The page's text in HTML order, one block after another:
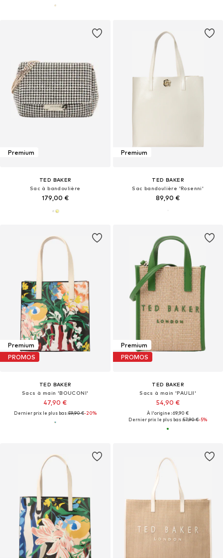
Premium
TED BAKER
Sac à bandoulière
179,00 €
Premium
TED BAKER
Sac bandoulière 'Rosenni'
89,90 €
Premium
PROMOS
TED BAKER
Sacs à main 'BOUCONI'
47,90 €
Dernier prix le plus bas :59,90 €-20%
Premium
PROMOS
TED BAKER
Sacs à main 'PAULII'
54,90 €
À l'origine : 69,90 €
Dernier prix le plus bas :57,90 €-5%